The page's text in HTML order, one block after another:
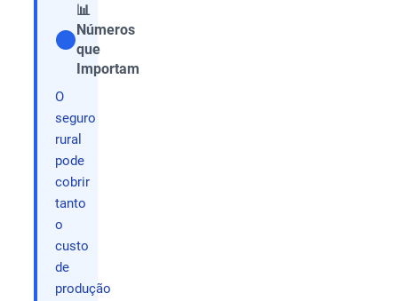
📊
Números
que
Importam
O
seguro
rural
pode
cobrir
tanto
o
custo
de
produção